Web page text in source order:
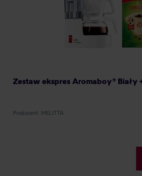
Zestaw ekspres Aromaboy® Biały
Producent: MELITTA